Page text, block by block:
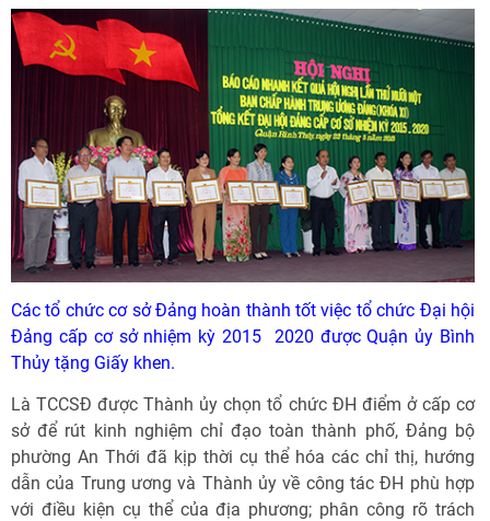
Các tổ chức cơ sở Đảng hoàn thành tốt việc tổ chức Đại hội
Đảng cấp cơ sở nhiệm kỳ 2015  2020 được Quận ủy Bình
Thủy tặng Giấy khen.
Là TCCSĐ được Thành ủy chọn tổ chức ĐH điểm ở cấp cơ
sở để rút kinh nghiệm chỉ đạo toàn thành phố, Đảng bộ
phường An Thới đã kịp thời cụ thể hóa các chỉ thị, hướng
dẫn của Trung ương và Thành ủy về công tác ĐH phù hợp
với điều kiện cụ thể của địa phương; phân công rõ trách